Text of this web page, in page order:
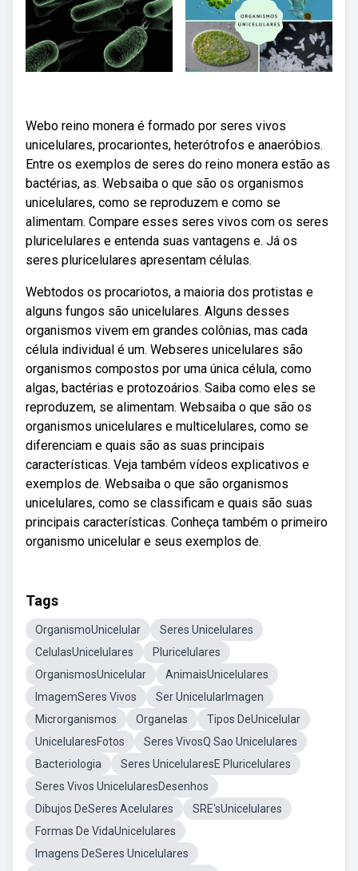
Webo reino monera é formado por seres vivos
unicelulares, procariontes, heterótrofos e anaeróbios.
Entre os exemplos de seres do reino monera estão as
bactérias, as. Websaiba o que são os organismos
unicelulares, como se reproduzem e como se
alimentam. Compare esses seres vivos com os seres
pluricelulares e entenda suas vantagens e. Já os
seres pluricelulares apresentam células.
Webtodos os procariotos, a maioria dos protistas e
alguns fungos são unicelulares. Alguns desses
organismos vivem em grandes colônias, mas cada
célula individual é um. Webseres unicelulares são
organismos compostos por uma única célula, como
algas, bactérias e protozoários. Saiba como eles se
reproduzem, se alimentam. Websaiba o que são os
organismos unicelulares e multicelulares, como se
diferenciam e quais são as suas principais
características. Veja também vídeos explicativos e
exemplos de. Websaiba o que são organismos
unicelulares, como se classificam e quais são suas
principais características. Conheça também o primeiro
organismo unicelular e seus exemplos de.
Tags
OrganismoUnicelular
Seres Unicelulares
CelulasUnicelulares
Pluricelulares
OrganismosUnicelular
AnimaisUnicelulares
ImagemSeres Vivos
Ser UnicelularImagen
Microrganismos
Organelas
Tipos DeUnicelular
UnicelularesFotos
Seres VivosQ Sao Unicelulares
Bacteriologia
Seres UnicelularesE Pluricelulares
Seres Vivos UnicelularesDesenhos
Dibujos DeSeres Acelulares
SRE'sUnicelulares
Formas De VidaUnicelulares
Imagens DeSeres Unicelulares